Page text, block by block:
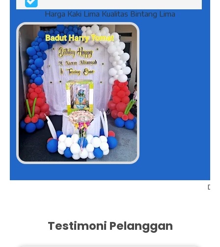
Bahak
Harga Kaki Lima Kualitas Bintang Lima
Paling Bawah